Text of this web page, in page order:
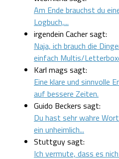
Am Ende brauchst du
Logbuch,...
irgendein Cacher sagt:
Naja, ich brauch die
einfach Multis/
Karl mags sagt:
Eine klare und sinnvolle
auf bessere Zeiten.
Guido Beckers sagt:
Du hast sehr wahre
ein unheimlich...
Stuttguy sagt:
Ich vermute, dass es